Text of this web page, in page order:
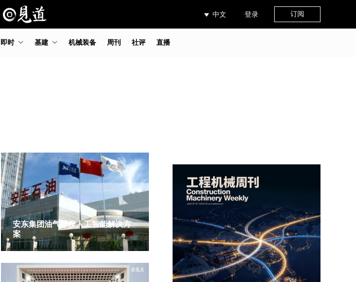
中文 登录 订阅
即时 基建 机械装备 周刊 社评 直播
安东集团油气开发人工智能解决方
案